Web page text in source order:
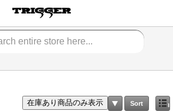
Sort
在庫あり商品のみ表示